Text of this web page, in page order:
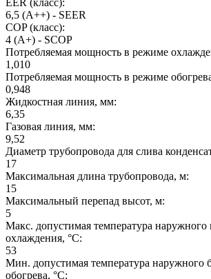
EER (класс):
6,5 (A++) - SEER
COP (класс):
4 (A+) - SCOP
Потребляемая мощность в режиме
1,010
Потребляемая мощность в режиме
0,948
Жидкостная линия, мм:
6,35
Газовая линия, мм:
9,52
Диаметр трубопровода для слива
17
Максимальная длина трубопровода, м:
15
Максимальный перепад высот, м:
5
Макс. допустимая температура наружного
охлаждения, °С:
53
Мин. допустимая температура наружного
обогрева, °С: